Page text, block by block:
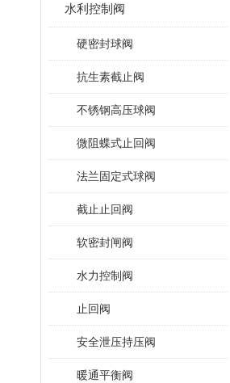
水利控制阀
硬密封球阀
抗生素截止阀
不锈钢高压球阀
微阻蝶式止回阀
法兰固定式球阀
截止止回阀
软密封闸阀
水力控制阀
止回阀
安全泄压持压阀
暖通平衡阀